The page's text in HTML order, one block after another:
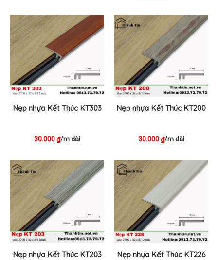
Nẹp nhựa Kết Thúc KT303
30.000₫/m dài
Nẹp nhựa Kết Thúc KT200
30.000₫/m dài
Nẹp nhựa Kết Thúc KT203 Nẹp nhựa Kết Thúc KT226